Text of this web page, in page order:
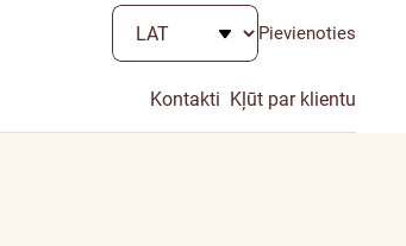
Pievienoties
Kontakti Kļūt par klientu